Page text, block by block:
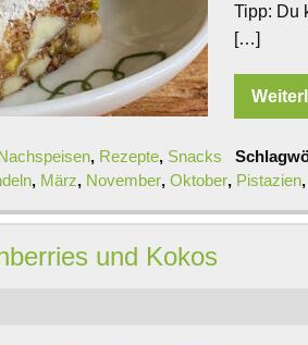
Tipp: Du
[…]
, Rezepte, Snacks
, März, November,Oktober, Pistazien,
und Kokos